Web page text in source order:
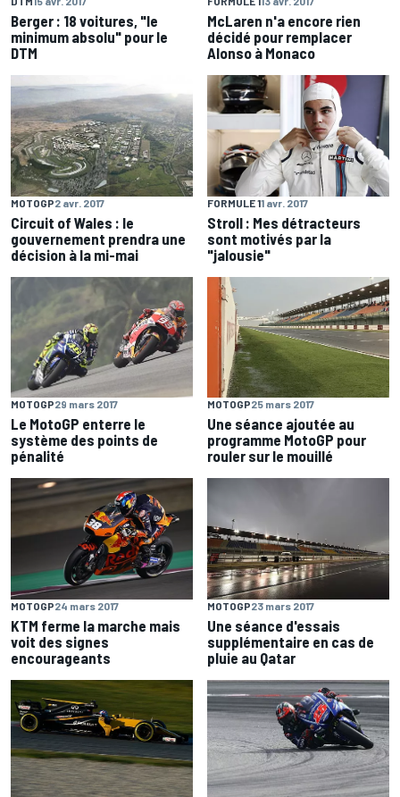
Berger : 18 voitures, "le
minimum absolu" pour le
DTM
McLaren n'a encore rien
décidé pour remplacer
Alonso à Monaco
MOTOGP2 avr. 2017
Circuit of Wales : le
gouvernement prendra une
décision à la mi-mai
FORMULE 11 avr. 2017
Stroll : Mes détracteurs
sont motivés par la
"jalousie"
MOTOGP29 mars 2017
Le MotoGP enterre le
système des points de
pénalité
MOTOGP25 mars 2017
Une séance ajoutée au
programme MotoGP pour
rouler sur le mouillé
MOTOGP24 mars 2017
KTM ferme la marche mais
voit des signes
encourageants
MOTOGP23 mars 2017
Une séance d'essais
supplémentaire en cas de
pluie au Qatar